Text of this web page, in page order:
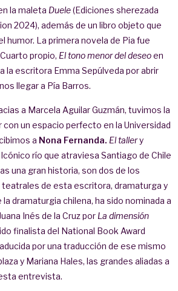
la maleta Duele(Ediciones sherezada
2024), además de un libro objeto que
humor. La primera novela de Pia fue
propio, El tono menor del deseoen
la escritora Emma Sepúlveda por abrir
llegar a Pía Barros.
a Marcela Aguilar Guzmán, tuvimos la
un espacio perfecto en la Universidad
a Nona Fernanda. El tallery
río que atraviesa Santiago de Chile
una gran historia, son dos de los
teatrales de esta escritora, dramaturga y
la dramaturgia chilena, ha sido nominada a
Inés de la Cruz por La dimensión
finalista del National Book Award
por una traducción de ese mismo
y Mariana Hales, las grandes aliadas a
entrevista.